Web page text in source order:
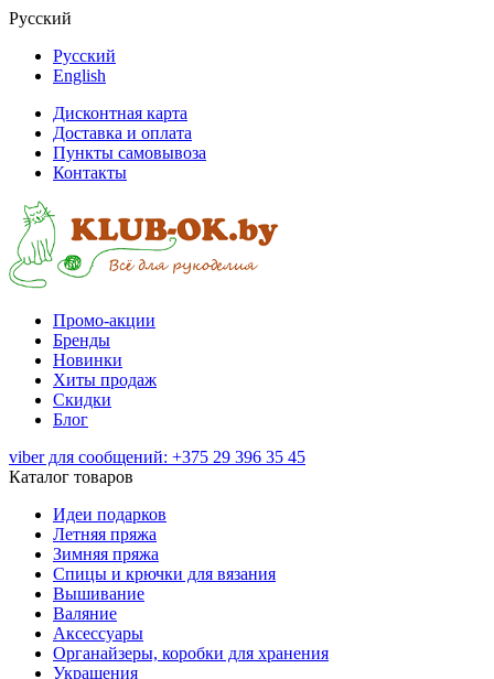
Русский
Русский
English
Дисконтная карта
Доставка и оплата
Пункты самовывоза
Контакты
Промо-акции
Бренды
Новинки
Хиты продаж
Скидки
Блог
viber для сообщений: +375 29 396 35 45
Каталог товаров
Идеи подарков
Летняя пряжа
Зимняя пряжа
Спицы и крючки для вязания
Вышивание
Валяние
Аксессуары
Органайзеры, коробки для хранения
Украшения